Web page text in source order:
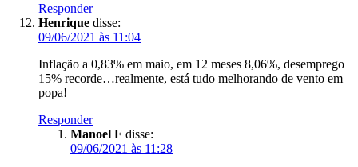
Responder
Henrique disse:
09/06/2021 às 11:04
Inflação a 0,83% em maio, em 12 meses 8,06%, desemprego
15% recorde…realmente, está tudo melhorando de vento em
popa!
Responder
Manoel F disse:
09/06/2021 às 11:28